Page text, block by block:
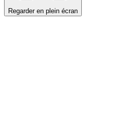
Regarder en plein écran